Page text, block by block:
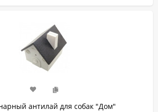
антилай для собак "Дом"